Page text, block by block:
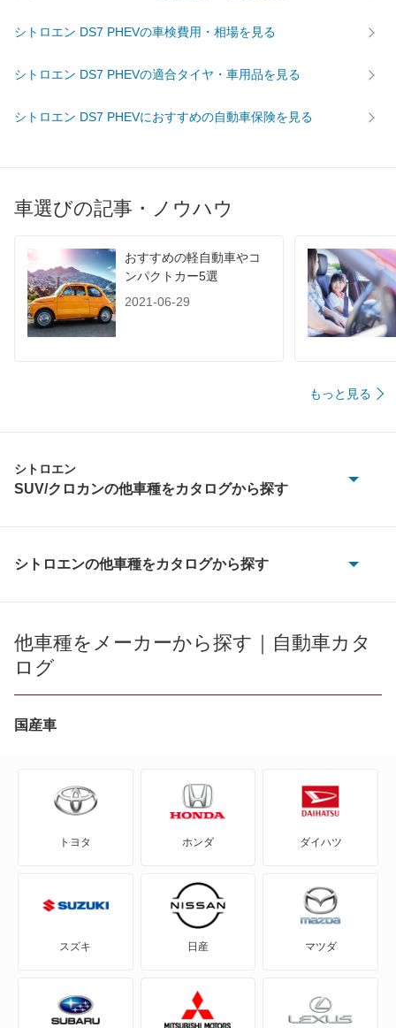
シトロエン DS7 PHEVの車検費用・相場を見る
シトロエン DS7 PHEVの適合タイヤ・車用品を見る
シトロエン DS7 PHEVにおすすめの自動車保険を見る
車選びの記事・ノウハウ
おすすめの軽自動車やコ
ンパクトカー5選
2021-06-29
もっと見る
シトロエン
SUV/クロカンの他車種をカタログから探す
C4 カクタス
C5 X PHEV
C5 エアクロス SUV PHEV
DS3 クロスバック
DS7 E-テンス 4×4
DS7 クロスバック E-テンス4×4
シトロエンの他車種をカタログから探す
AX
BX
BX ブレーク
C4 カクタス
他車種をメーカーから探す｜自動車カタ
ログ
国産車
トヨタ ホンダ ダイハツ
スズキ 日産 マツダ